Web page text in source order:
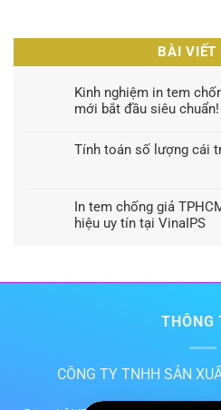
BÀI VIẾT
Kinh nghiệm in tem
mới bắt đầu siêu chuẩn!
Tính toán số lượng cái
In tem chống giả
hiệu uy tín tại VinaIPS
THÔNG
CÔNG TY TNHH SẢN